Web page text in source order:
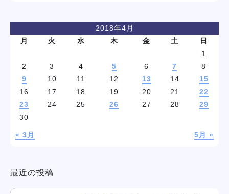
2018年4月
月
火 水 木 金 土 日
« 3月 5月 »
1
2
3 4 5 6 7
8
9
10 11 12 13 14
15
16
17 18 19 20 21
22
23
24 25 26 27 28
29
30
最近の投稿
訪問者別